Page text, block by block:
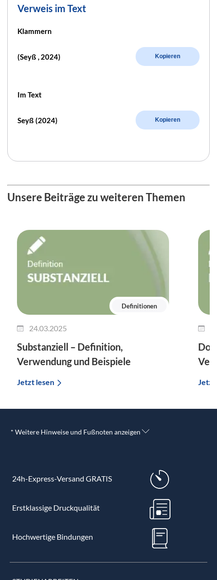
Verweis im Text
Klammern
(Seyß , 2024) Kopieren
Im Text
Seyß (2024) Kopieren
Unsere Beiträge zu weiteren Themen
Definitionen
24.03.2025
Substanziell – Definition,
Verwendung und Beispiele
Jetzt lesen
* Weitere Hinweise und Fußnoten anzeigen
24h-Express-Versand GRATIS
Erstklassige Druckqualität
Hochwertige Bindungen